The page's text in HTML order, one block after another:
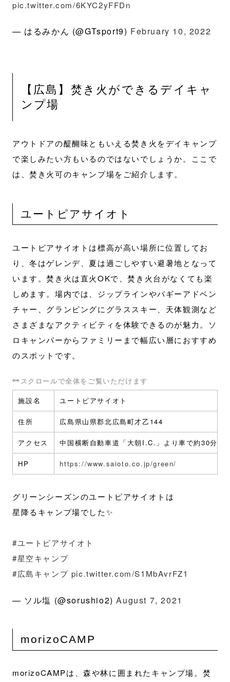
pic.twitter.com/6KYC2yFFDn
— はるみかん (@GTsport9) February 10, 2022
【広島】焚き火ができるデイキャ
ンプ場
アウトドアの醍醐味ともいえる焚き火をデイキャンプ
で楽しみたい方もいるのではないでしょうか。ここで
は、焚き火可のキャンプ場をご紹介します。
ユートピアサイオト
ユートピアサイオトは標高が高い場所に位置してお
り、冬はゲレンデ、夏は過ごしやすい避暑地となって
います。焚き火は直火OKで、焚き火台がなくても楽
しめます。場内では、ジップラインやバギーアドベン
チャー、グランピングにグラススキー、天体観測など
さまざまなアクティビティを体験できるのが魅力。ソ
ロキャンパーからファミリーまで幅広い層におすすめ
のスポットです。
施設名 ユートピアサイオト
住所 広島県山県郡北広島町才乙144
アクセス 中国横断自動車道「大朝I.C.」より車で約30分
HP https://www.saioto.co.jp/green/
グリーンシーズンのユートピアサイオトは
星降るキャンプ場でした✨
#ユートピアサイオト
#星空キャンプ
#広島キャンプ pic.twitter.com/S1MbAvrFZ1
— ソル塩 (@sorushio2)August 7, 2021
morizoCAMP
morizoCAMPは、森や林に囲まれたキャンプ場。焚